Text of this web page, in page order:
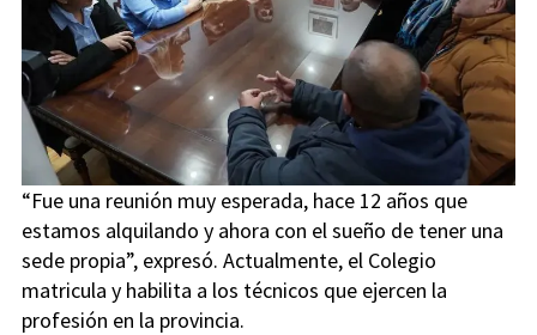
“Fue una reunión muy esperada, hace 12 años que
estamos alquilando y ahora con el sueño de tener una
sede propia”, expresó. Actualmente, el Colegio
matricula y habilita a los técnicos que ejercen la
profesión en la provincia.